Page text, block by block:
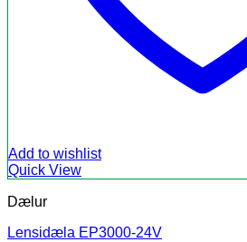
Add to wishlist
Quick View
Dælur
Lensidæla EP3000-24V